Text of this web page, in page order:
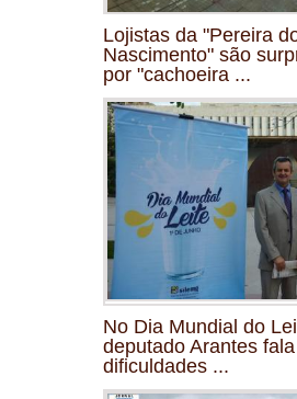
Lojistas da "Pereira
Nascimento" são
por "cachoeira ...
No Dia Mundial do
deputado Arantes
dificuldades ...